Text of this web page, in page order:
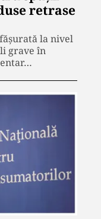
retrase
la nivel
grave în